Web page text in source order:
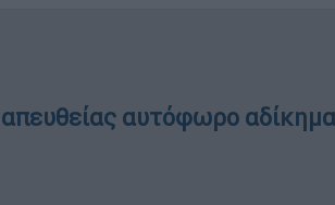
αυτόφωρο